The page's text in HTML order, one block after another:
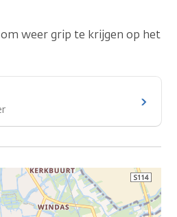
weer grip te krijgen op het